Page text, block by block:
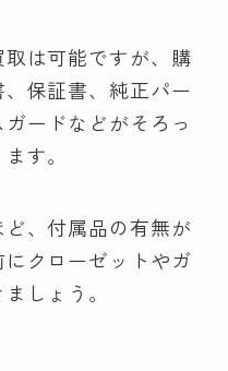
は可能ですが、購
保証書、純正パー
ードなどがそろっ
す。
、付属品の有無が
クローゼットやガ
しょう。